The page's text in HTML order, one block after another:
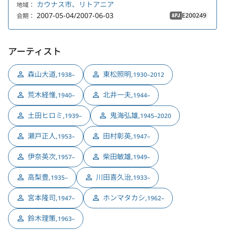
地域： カウナス市、リトアニア
会期： 2007-05-04/2007-06-03 APJ E200249
アーティスト
森山大道,1938– 東松照明,1930–2012
荒木経惟,1940– 北井一夫,1944–
土田ヒロミ,1939– 鬼海弘雄,1945–2020
瀬戸正人,1953– 田村彰英,1947–
伊奈英次,1957– 柴田敏雄,1949–
高梨豊,1935– 川田喜久治,1933–
宮本隆司,1947– ホンマタカシ,1962–
鈴木理策,1963–